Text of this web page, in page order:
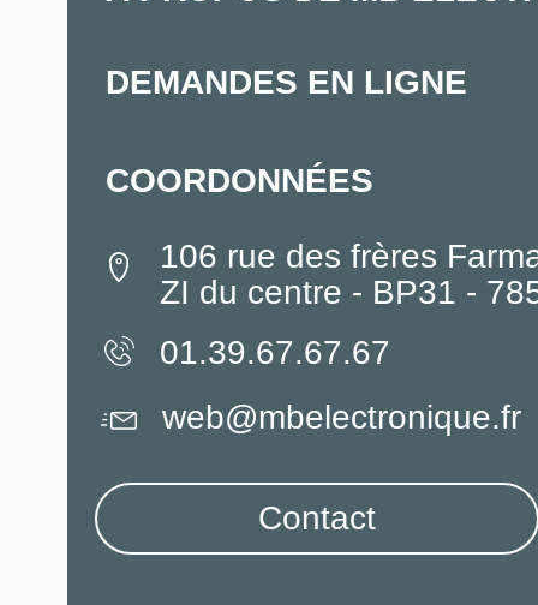
DEMANDES EN LIGNE
COORDONNÉES
106 rue des frères
ZI du centre - BP31 -
01.39.67.67.67
web@mbelectronique.fr
Contact